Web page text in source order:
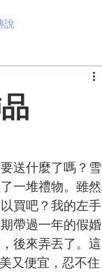
說
送什麼了嗎？雪
一堆禮物。雖然
買吧？我的左手
帶過一年的假婚
後來弄丟了。這
又便宜，忍不住